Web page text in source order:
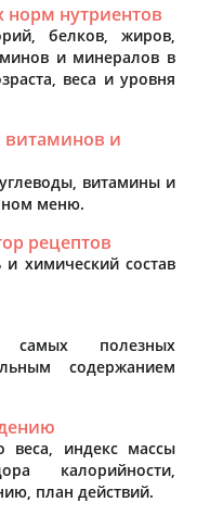
норм нутриентов
белков, жиров,
и минералов в
веса и уровня
витаминов и
витамины и
меню.
рецептов
и химический состав
самых полезных
содержанием
веса, индекс массы
калорийности,
план действий.